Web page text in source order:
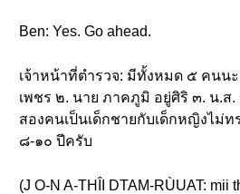
Ben: Yes. Go ahead.
เจ้าหน้าที่ตำรวจ: มีทั้งหมด ๕ คนน
เพชร ๒. นาย ภาคภูมิ อยู่ศิริ ๓. น.ส
สองคนเป็นเด็กชายกับเด็กหญิงไม่
๘-๑๐ ปีครับ
(J O-N A-THÎI DTAM-RÙUAT: mii